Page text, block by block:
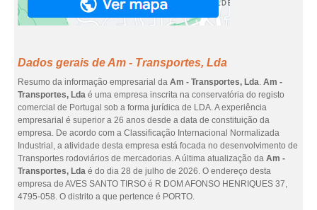
Dados gerais de Am - Transportes, Lda
Resumo da informação empresarial da Am - Transportes, Lda. Am -
Transportes, Lda é uma empresa inscrita na conservatória do registo
comercial de Portugal sob a forma jurídica de LDA. A experiência
empresarial é superior a 26 anos desde a data de constituição da
empresa. De acordo com a Classificação Internacional Normalizada
Industrial, a atividade desta empresa está focada no desenvolvimento de
Transportes rodoviários de mercadorias. A última atualização da Am -
Transportes, Lda é do dia 28 de julho de 2026. O endereço desta
empresa de AVES SANTO TIRSO é R DOM AFONSO HENRIQUES 37,
4795-058. O distrito a que pertence é PORTO.